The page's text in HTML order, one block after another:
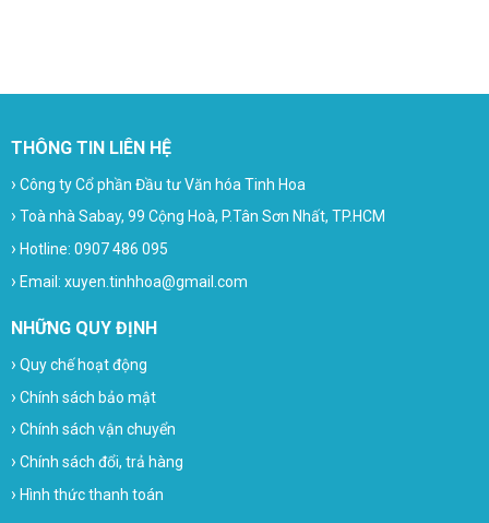
THÔNG TIN LIÊN HỆ
› Công ty Cổ phần Đầu tư Văn hóa Tinh Hoa
› Toà nhà Sabay, 99 Cộng Hoà, P.Tân Sơn Nhất, TP.HCM
› Hotline: 0907 486 095
› Email: xuyen.tinhhoa@gmail.com
NHỮNG QUY ĐỊNH
› Quy chế hoạt động
› Chính sách bảo mật
› Chính sách vận chuyển
› Chính sách đổi, trả hàng
› Hình thức thanh toán